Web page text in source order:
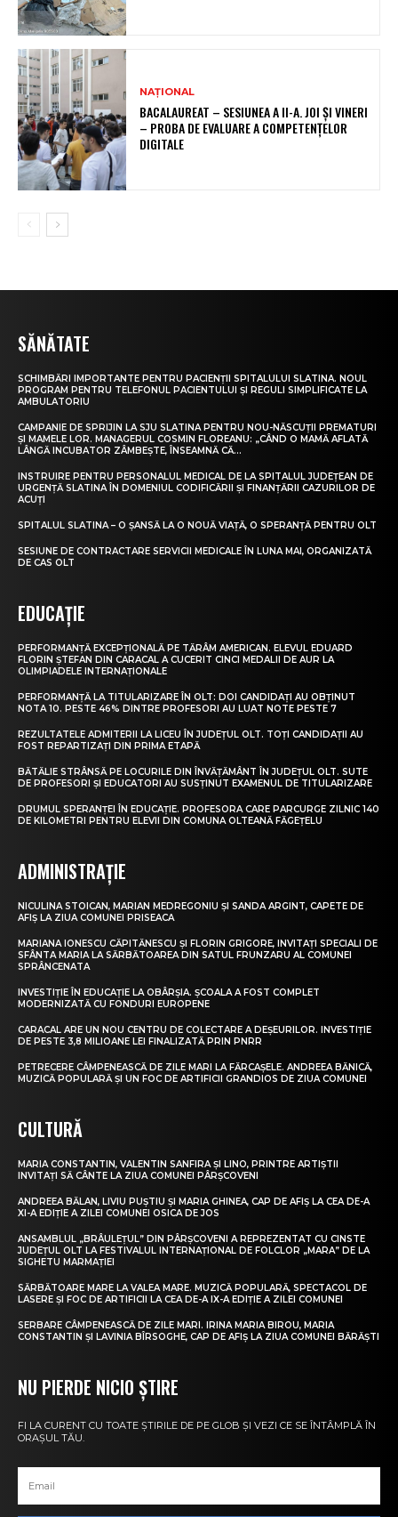
NAȚIONAL
BACALAUREAT – SESIUNEA A II-A. JOI ȘI VINERI
– PROBA DE EVALUARE A COMPETENȚELOR
DIGITALE
SĂNĂTATE
SCHIMBĂRI IMPORTANTE PENTRU PACIENȚII SPITALULUI SLATINA. NOUL
PROGRAM PENTRU TELEFONUL PACIENTULUI ȘI REGULI SIMPLIFICATE LA
AMBULATORIU
CAMPANIE DE SPRIJIN LA SJU SLATINA PENTRU NOU-NĂSCUȚII PREMATURI
ȘI MAMELE LOR. MANAGERUL COSMIN FLOREANU: „CÂND O MAMĂ AFLATĂ
LÂNGĂ INCUBATOR ZÂMBEȘTE, ÎNSEAMNĂ CĂ...
INSTRUIRE PENTRU PERSONALUL MEDICAL DE LA SPITALUL JUDEȚEAN DE
URGENȚĂ SLATINA ÎN DOMENIUL CODIFICĂRII ȘI FINANȚĂRII CAZURILOR DE
ACUȚI
SPITALUL SLATINA – O ȘANSĂ LA O NOUĂ VIAȚĂ, O SPERANȚĂ PENTRU OLT
SESIUNE DE CONTRACTARE SERVICII MEDICALE ÎN LUNA MAI, ORGANIZATĂ
DE CAS OLT
EDUCAȚIE
PERFORMANȚĂ EXCEPȚIONALĂ PE TĂRÂM AMERICAN. ELEVUL EDUARD
FLORIN ȘTEFAN DIN CARACAL A CUCERIT CINCI MEDALII DE AUR LA
OLIMPIADELE INTERNAȚIONALE
PERFORMANȚĂ LA TITULARIZARE ÎN OLT: DOI CANDIDAȚI AU OBȚINUT
NOTA 10. PESTE 46% DINTRE PROFESORI AU LUAT NOTE PESTE 7
REZULTATELE ADMITERII LA LICEU ÎN JUDEȚUL OLT. TOȚI CANDIDAȚII AU
FOST REPARTIZAȚI DIN PRIMA ETAPĂ
BĂTĂLIE STRÂNSĂ PE LOCURILE DIN ÎNVĂȚĂMÂNT ÎN JUDEȚUL OLT. SUTE
DE PROFESORI ȘI EDUCATORI AU SUSȚINUT EXAMENUL DE TITULARIZARE
DRUMUL SPERANȚEI ÎN EDUCAȚIE. PROFESORA CARE PARCURGE ZILNIC 140
DE KILOMETRI PENTRU ELEVII DIN COMUNA OLTEANĂ FĂGEȚELU
ADMINISTRAȚIE
NICULINA STOICAN, MARIAN MEDREGONIU ȘI SANDA ARGINT, CAPETE DE
AFIȘ LA ZIUA COMUNEI PRISEACA
MARIANA IONESCU CĂPITĂNESCU ȘI FLORIN GRIGORE, INVITAȚI SPECIALI DE
SFÂNTA MARIA LA SĂRBĂTOAREA DIN SATUL FRUNZARU AL COMUNEI
SPRÂNCENATA
INVESTIȚIE ÎN EDUCAȚIE LA OBÂRȘIA. ȘCOALA A FOST COMPLET
MODERNIZATĂ CU FONDURI EUROPENE
CARACAL ARE UN NOU CENTRU DE COLECTARE A DEȘEURILOR. INVESTIȚIE
DE PESTE 3,8 MILIOANE LEI FINALIZATĂ PRIN PNRR
PETRECERE CÂMPENEASCĂ DE ZILE MARI LA FĂRCAȘELE. ANDREEA BĂNICĂ,
MUZICĂ POPULARĂ ȘI UN FOC DE ARTIFICII GRANDIOS DE ZIUA COMUNEI
CULTURĂ
MARIA CONSTANTIN, VALENTIN SANFIRA ȘI LINO, PRINTRE ARTIȘTII
INVITAȚI SĂ CÂNTE LA ZIUA COMUNEI PÂRȘCOVENI
ANDREEA BĂLAN, LIVIU PUȘTIU ȘI MARIA GHINEA, CAP DE AFIȘ LA CEA DE-A
XI-A EDIȚIE A ZILEI COMUNEI OSICA DE JOS
ANSAMBLUL „BRÂULEȚUL” DIN PÂRȘCOVENI A REPREZENTAT CU CINSTE
JUDEȚUL OLT LA FESTIVALUL INTERNAȚIONAL DE FOLCLOR „MARA” DE LA
SIGHETU MARMAȚIEI
SĂRBĂTOARE MARE LA VALEA MARE. MUZICĂ POPULARĂ, SPECTACOL DE
LASERE ȘI FOC DE ARTIFICII LA CEA DE-A IX-A EDIȚIE A ZILEI COMUNEI
SERBARE CÂMPENEASCĂ DE ZILE MARI. IRINA MARIA BIROU, MARIA
CONSTANTIN ȘI LAVINIA BÎRSOGHE, CAP DE AFIȘ LA ZIUA COMUNEI BĂRĂȘTI
NU PIERDE NICIO ȘTIRE
FI LA CURENT CU TOATE ȘTIRILE DE PE GLOB ȘI VEZI CE SE ÎNTÂMPLĂ ÎN
ORAȘUL TĂU.